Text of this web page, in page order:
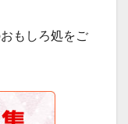
もしろ処をご